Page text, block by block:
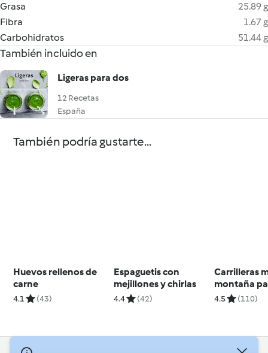
Grasa
25.89 g
Fibra
1.67 g
Carbohidratos
51.44 g
También incluido en
Ligeras para dos
12 Recetas
España
También podría gustarte...
Huevos rellenos de
carne
4.1 (43)
Espaguetis con
mejillones y chirlas
4.4 (42)
Carrilleras
montaña
4.5 (110)